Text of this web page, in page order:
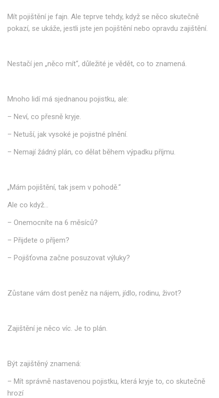
Mít pojištění je fajn. Ale teprve tehdy, když se něco skutečně
pokazí, se ukáže, jestli jste jen pojištění nebo opravdu zajištění.
Nestačí jen „něco mít“, důležité je vědět, co to znamená.
Mnoho lidí má sjednanou pojistku, ale:
– Neví, co přesně kryje.
– Netuší, jak vysoké je pojistné plnění.
– Nemají žádný plán, co dělat během výpadku příjmu.
„Mám pojištění, tak jsem v pohodě.“
Ale co když…
– Onemocníte na 6 měsíců?
– Přijdete o příjem?
– Pojišťovna začne posuzovat výluky?
Zůstane vám dost peněz na nájem, jídlo, rodinu, život?
Zajištění je něco víc. Je to plán.
Být zajištěný znamená:
– Mít správně nastavenou pojistku, která kryje to, co skutečně
hrozí